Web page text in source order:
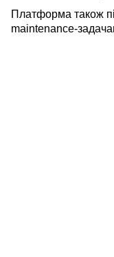
Платформа також
maintenance-